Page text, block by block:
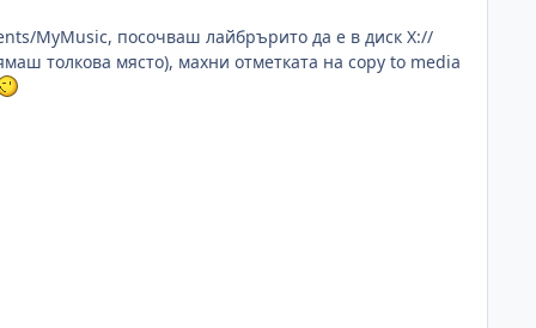
MyMusic, посочваш лайбрърито да е в диск X://
толкова място), махни отметката на copy to media